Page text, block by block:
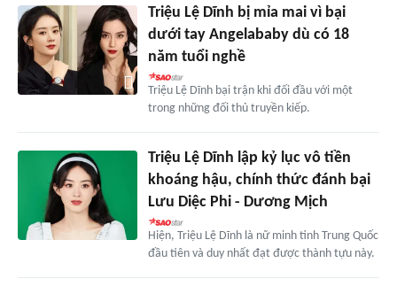
Triệu Lệ Dĩnh bị mỉa mai vì bại
dưới tay Angelababy dù có 18
năm tuổi nghề
Triệu Lệ Dĩnh bại trận khi đối đầu với một
trong những đối thủ truyền kiếp.
Triệu Lệ Dĩnh lập kỷ lục vô tiền
khoáng hậu, chính thức đánh bại
Lưu Diệc Phi - Dương Mịch
Hiện, Triệu Lệ Dĩnh là nữ minh tinh Trung Quốc
đầu tiên và duy nhất đạt được thành tựu này.